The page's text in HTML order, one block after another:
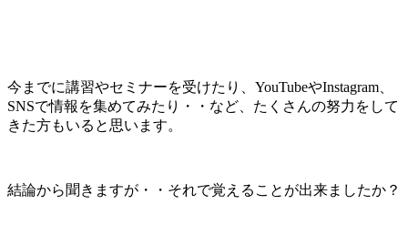
今までに講習やセミナーを受けたり、YouTubeやInstagram、
SNSで情報を集めてみたり・・など、たくさんの努力をして
きた方もいると思います。
結論から聞きますが・・それで覚えることが出来ましたか？